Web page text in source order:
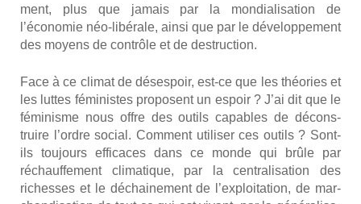
ment, plus que jamais par la mon­dia­li­sa­tion de
l’économie néo-libé­rale, ain­si que par le déve­lop­pe­ment
des moyens de contrôle et de des­truc­tion.
Face à ce cli­mat de déses­poir, est-ce que les théo­ries et
les luttes fémi­nistes pro­posent un espoir ? J’ai dit que le
fémi­nisme nous offre des outils capables de décons­
truire l’ordre social. Com­ment uti­li­ser ces outils ? Sont-
ils tou­jours effi­caces dans ce monde qui brûle par
réchauf­fe­ment cli­ma­tique, par la cen­tra­li­sa­tion des
richesses et le déchai­ne­ment de l’exploitation, de mar­